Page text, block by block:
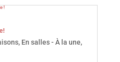
!
, En salles - À la une,